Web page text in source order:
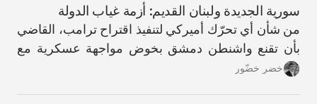
سورية الجديدة ولبنان القديم: أزمة غياب الدولة
من شأن أي تحرّك أميركي لتنفيذ اقتراح ترامب، القاضي
بأن تقنع واشنطن دمشق بخوض مواجهة عسكرية مع
حزب الله، أن يؤدّي إلى عواقب كارثية.
خضر خضّور